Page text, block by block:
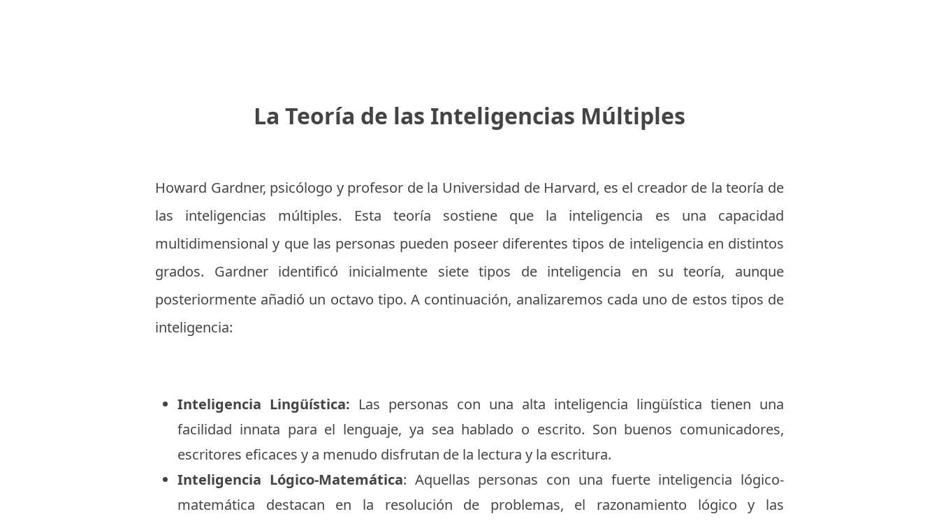
La Teoría de las Inteligencias Múltiples
Howard Gardner, psicólogo y profesor de la Universidad de Harvard, es el creador de la teoría de
las inteligencias múltiples. Esta teoría sostiene que la inteligencia es una capacidad
multidimensional y que las personas pueden poseer diferentes tipos de inteligencia en distintos
grados. Gardner identificó inicialmente siete tipos de inteligencia en su teoría, aunque
posteriormente añadió un octavo tipo. A continuación, analizaremos cada uno de estos tipos de
inteligencia:
Inteligencia Lingüística: Las personas con una alta inteligencia lingüística tienen una
facilidad innata para el lenguaje, ya sea hablado o escrito. Son buenos comunicadores,
escritores eficaces y a menudo disfrutan de la lectura y la escritura.
Inteligencia Lógico-Matemática: Aquellas personas con una fuerte inteligencia lógico-
matemática destacan en la resolución de problemas, el razonamiento lógico y las